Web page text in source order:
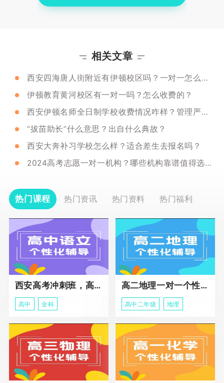
相关文章
西安四海唐人街附近有伊顿校区吗？一对一怎么收费？
伊顿教育黄河校区有一对一吗？怎么收费的？
西安伊顿名师全日制学校收费情况咋样？管理严吗？
“拔苗助长”什么意思？出自什么典故？
西安大奔补习学校怎么样？适合差生去报名吗？
2024高考志愿一对一机构？哪些机构靠谱值得选择？
热门课程 热门资讯 热门资料 热门福利
西安高考冲刺班，高三全科辅导
高中 全科
高二地理一对一个性化冲刺辅导课程
高中二年级 地理